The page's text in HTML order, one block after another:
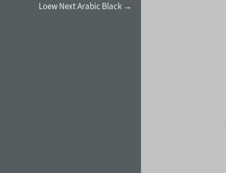
Loew Next Arabic Black →